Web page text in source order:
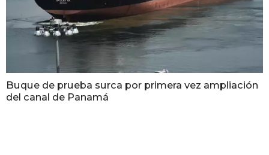
Buque de prueba surca por primera vez ampliación
del canal de Panamá